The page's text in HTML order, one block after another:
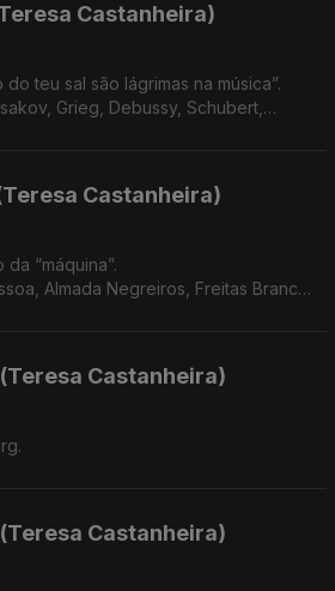
Castanheira)
teu sal são lágrimas na música”.
Grieg, Debussy, Schubert,
Castanheira)
“máquina”.
Almada Negreiros, Freitas Branco,
Castanheira)
Castanheira)